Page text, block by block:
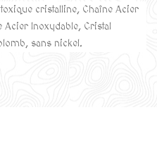
cristalline, Chaîne Acier
Acier Inoxydable, Cristal
sans nickel.